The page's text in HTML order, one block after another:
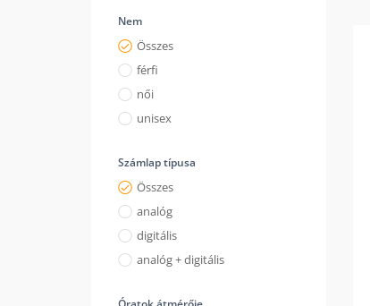
Nem
Összes
férfi
női
unisex
Számlap típusa
Összes
analóg
digitális
analóg + digitális